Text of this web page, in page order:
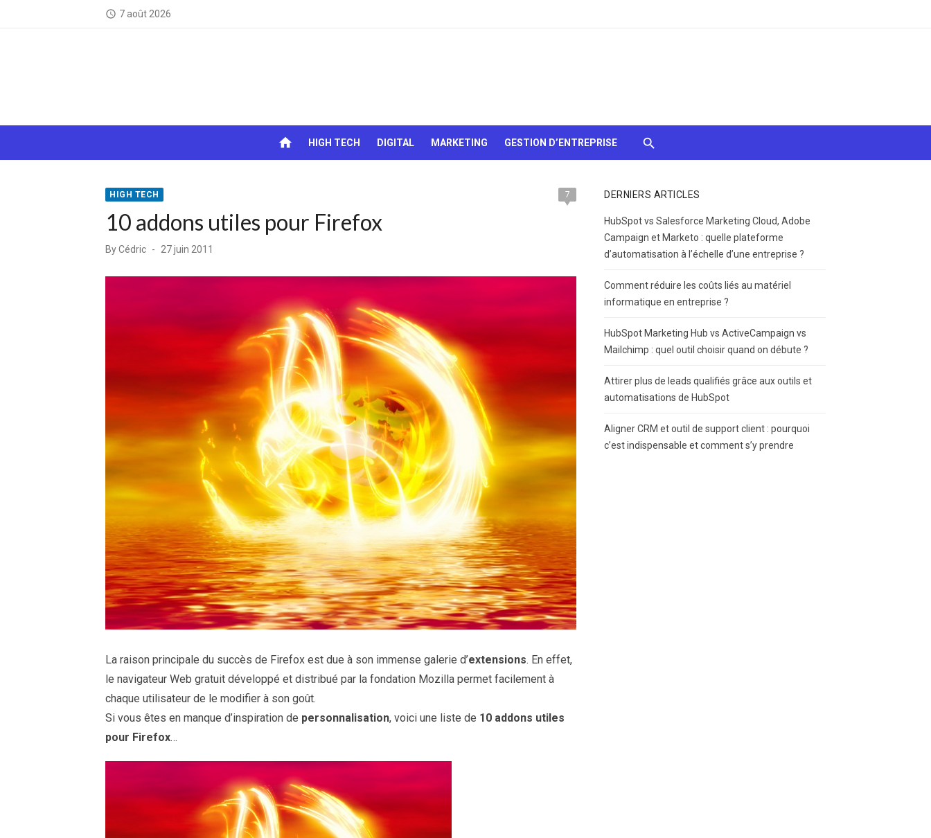
access_time 7 août 2026
chocolats…
home HIGH TECH DIGITAL MARKETING GESTION D’ENTREPRISE
HIGH TECH 7
10 addons utiles pour Firefox
ByCédric
Posted
27 juin 2011
La raison principale du succès de Firefox est due à son immense galerie d’extensions. En effet,
le navigateur Web gratuit développé et distribué par la fondation Mozilla permet facilement à
chaque utilisateur de le modifier à son goût.
Si vous êtes en manque d’inspiration de personnalisation, voici une liste de 10 addons utiles
pour Firefox…
DERNIERS ARTICLES
HubSpot vs Salesforce Marketing Cloud, Adobe
Campaign et Marketo : quelle plateforme
d’automatisation à l’échelle d’une entreprise ?
Comment réduire les coûts liés au matériel
informatique en entreprise ?
HubSpot Marketing Hub vs ActiveCampaign vs
Mailchimp : quel outil choisir quand on débute ?
Attirer plus de leads qualifiés grâce aux outils et
automatisations de HubSpot
Aligner CRM et outil de support client : pourquoi
c’est indispensable et comment s’y prendre